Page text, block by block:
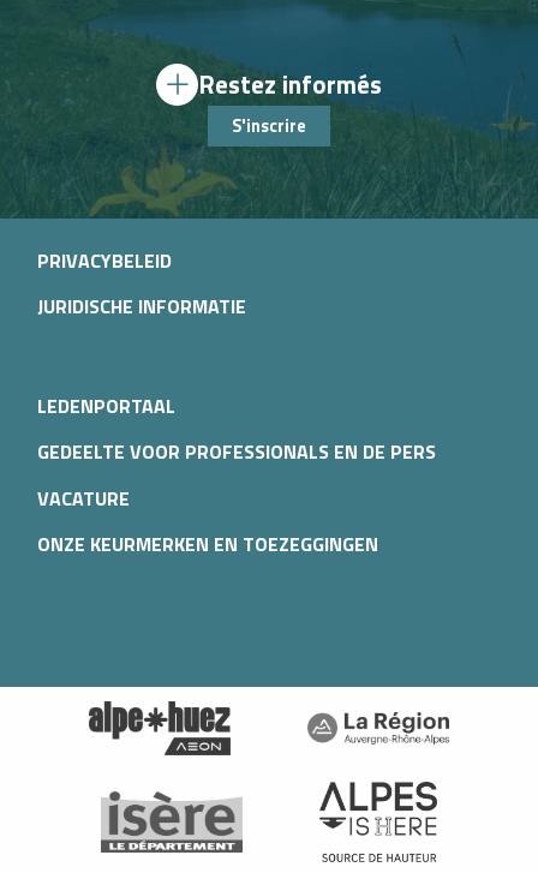
Restez informés
S'inscrire
PRIVACYBELEID
JURIDISCHE INFORMATIE
LEDENPORTAAL
GEDEELTE VOOR PROFESSIONALS EN DE PERS
VACATURE
ONZE KEURMERKEN EN TOEZEGGINGEN